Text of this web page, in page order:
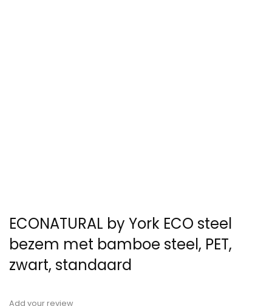
ECONATURAL by York ECO steel
bezem met bamboe steel, PET,
zwart, standaard
Add your review